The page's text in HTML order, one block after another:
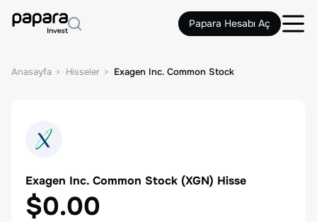
Papara Hesabı Aç
Anasayfa Hisseler Exagen Inc. Common Stock
Exagen Inc. Common Stock (XGN) Hisse
$0.00